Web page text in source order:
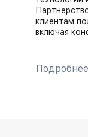
клиентам
включая
Подробнее